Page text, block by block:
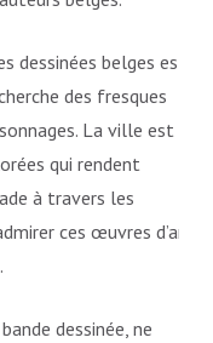
dessinées belges est
des fresques
La ville est
qui rendent
à travers les
ces œuvres d’art
dessinée, ne